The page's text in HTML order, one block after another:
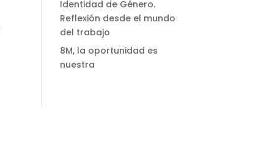
Identidad de Género.
Reflexión desde el mundo
del trabajo
8M, la oportunidad es
nuestra